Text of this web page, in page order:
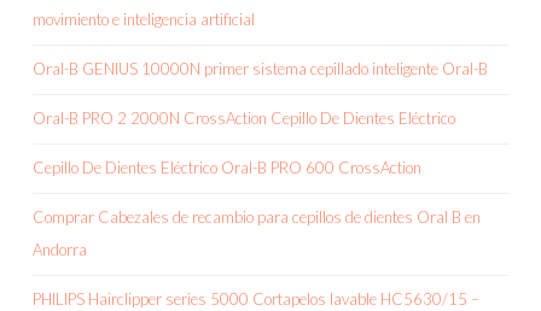
movimiento e inteligencia artificial
Oral-B GENIUS 10000N primer sistema cepillado inteligente Oral-B
Oral-B PRO 2 2000N CrossAction Cepillo De Dientes Eléctrico
Cepillo De Dientes Eléctrico Oral-B PRO 600 CrossAction
Comprar Cabezales de recambio para cepillos de dientes Oral B en
Andorra
PHILIPS Hairclipper series 5000 Cortapelos lavable HC5630/15 –